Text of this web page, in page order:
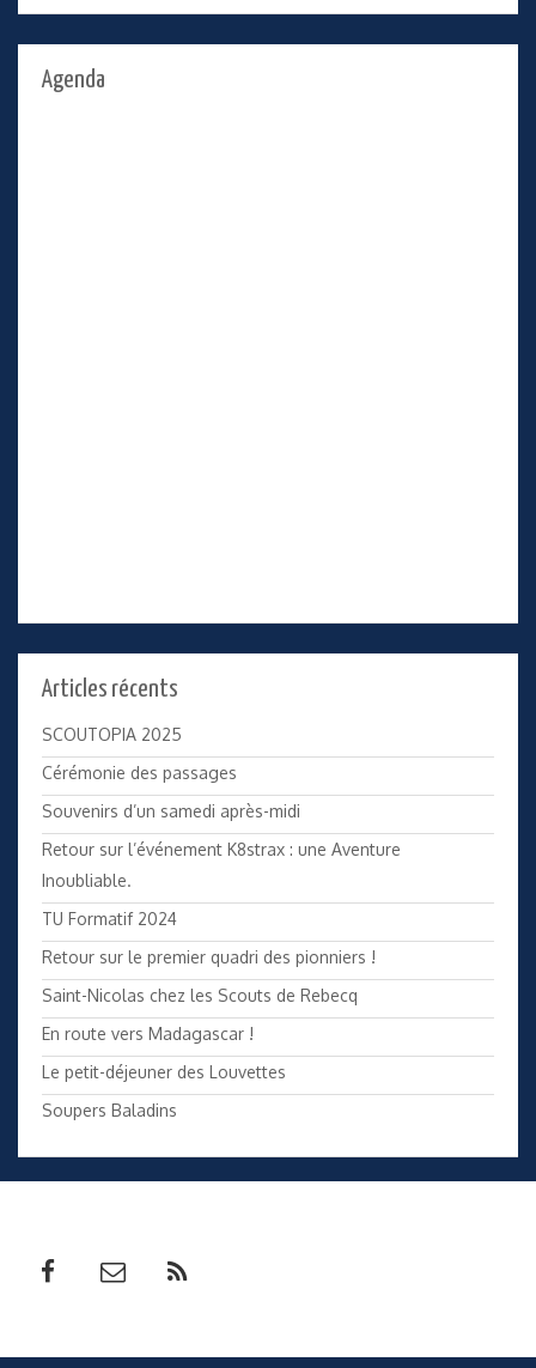
Agenda
Articles récents
SCOUTOPIA 2025
Cérémonie des passages
Souvenirs d’un samedi après-midi
Retour sur l’événement K8strax : une Aventure
Inoubliable.
TU Formatif 2024
Retour sur le premier quadri des pionniers !
Saint-Nicolas chez les Scouts de Rebecq
En route vers Madagascar !
Le petit-déjeuner des Louvettes
Soupers Baladins